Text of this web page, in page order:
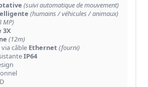
(suivi automatique de mouvement)
(humains / véhicules / animaux)
MP)
3X
(12m)
via câble Ethernet (fourni)
IP64